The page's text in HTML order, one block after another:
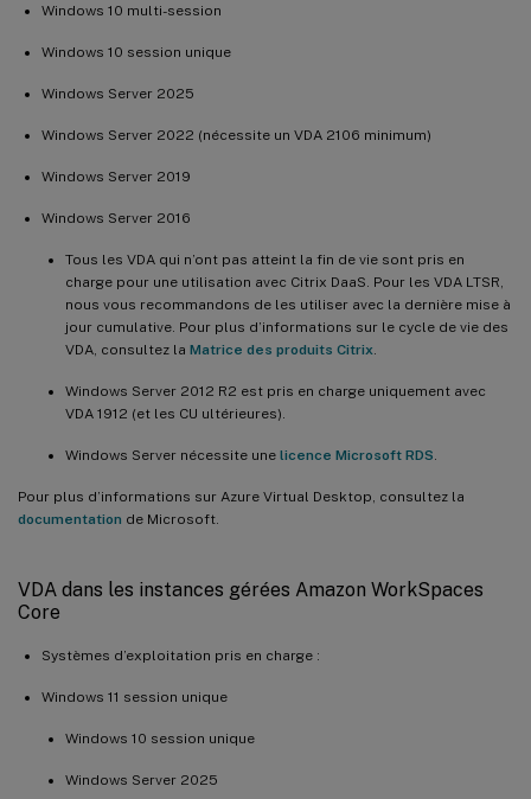
Windows 10 multi-session
Windows 10 session unique
Windows Server 2025
Windows Server 2022 (nécessite un VDA 2106 minimum)
Windows Server 2019
Windows Server 2016
Tous les VDA qui n’ont pas atteint la fin de vie sont pris en
charge pour une utilisation avec Citrix DaaS. Pour les VDA LTSR,
nous vous recommandons de les utiliser avec la dernière mise à
jour cumulative. Pour plus d’informations sur le cycle de vie des
VDA, consultez la Matrice des produits Citrix
Windows Server 2012 R2 est pris en charge uniquement avec
VDA 1912 (et les CU ultérieures).
Windows Server nécessite une licence Microsoft RDS
Pour plus d’informations sur Azure Virtual Desktop, consultez la
documentation de Microsoft.
VDA dans les instances gérées Amazon WorkSpaces
Core
Systèmes d’exploitation pris en charge :
Windows 11 session unique
Windows 10 session unique
Windows Server 2025